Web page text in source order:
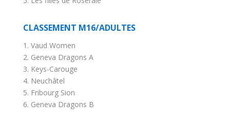
CLASSEMENT M16/ADULTES
1. Vaud Women
2. Geneva Dragons A
3. Keys-Carouge
4. Neuchâtel
5. Fribourg Sion
6. Geneva Dragons B